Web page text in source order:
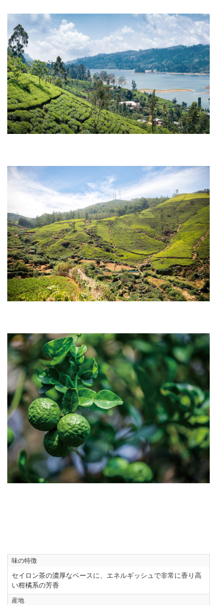
味の特徴
セイロン茶の濃厚なベースに、エネルギッシュで非常に香り高
い柑橘系の芳香
産地